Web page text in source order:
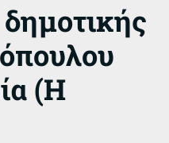
(Η